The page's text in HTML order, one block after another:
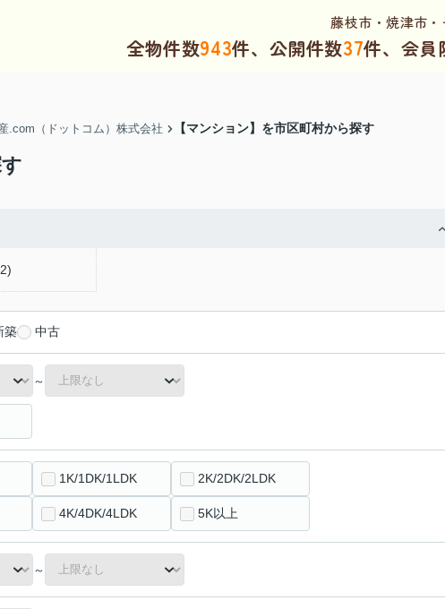
藤枝市・焼津市
全物件数943件、公開件数37件、会員
.com（ドットコム）株式会社 【マンション】を市区町村から探す
築 中古
～
1K/1DK/1LDK 2K/2DK/2LDK
4K/4DK/4LDK 5K以上
～